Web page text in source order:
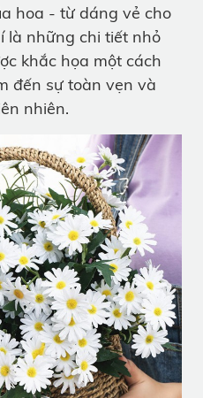
hoa - từ dáng vẻ cho
là những chi tiết nhỏ
khắc họa một cách
đến sự toàn vẹn và
nhiên.